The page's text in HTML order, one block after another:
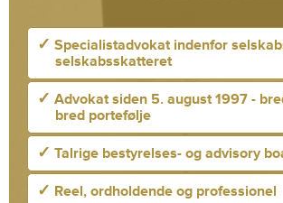
✓ Specialistadvokat indenfor
selskabsskatteret
✓ Advokat siden 5. august 1997 -
bred portefølje
✓ Talrige bestyrelses- og advisory
✓ Reel, ordholdende og professionel